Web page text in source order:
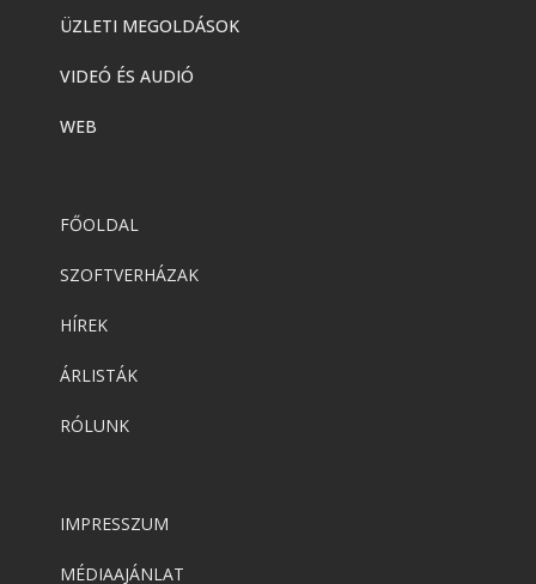
ÜZLETI MEGOLDÁSOK
VIDEÓ ÉS AUDIÓ
WEB
FŐOLDAL
SZOFTVERHÁZAK
HÍREK
ÁRLISTÁK
RÓLUNK
IMPRESSZUM
MÉDIAAJÁNLAT